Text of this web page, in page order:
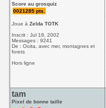
Score au grosquiz
0021285 pts.
Joue àZelda TOTK
Inscrit : Jul 18, 2002
Messages : 9241
De : Ooita, avec mer, montagnes et
forets
Hors ligne
tam
Pixel de bonne taille